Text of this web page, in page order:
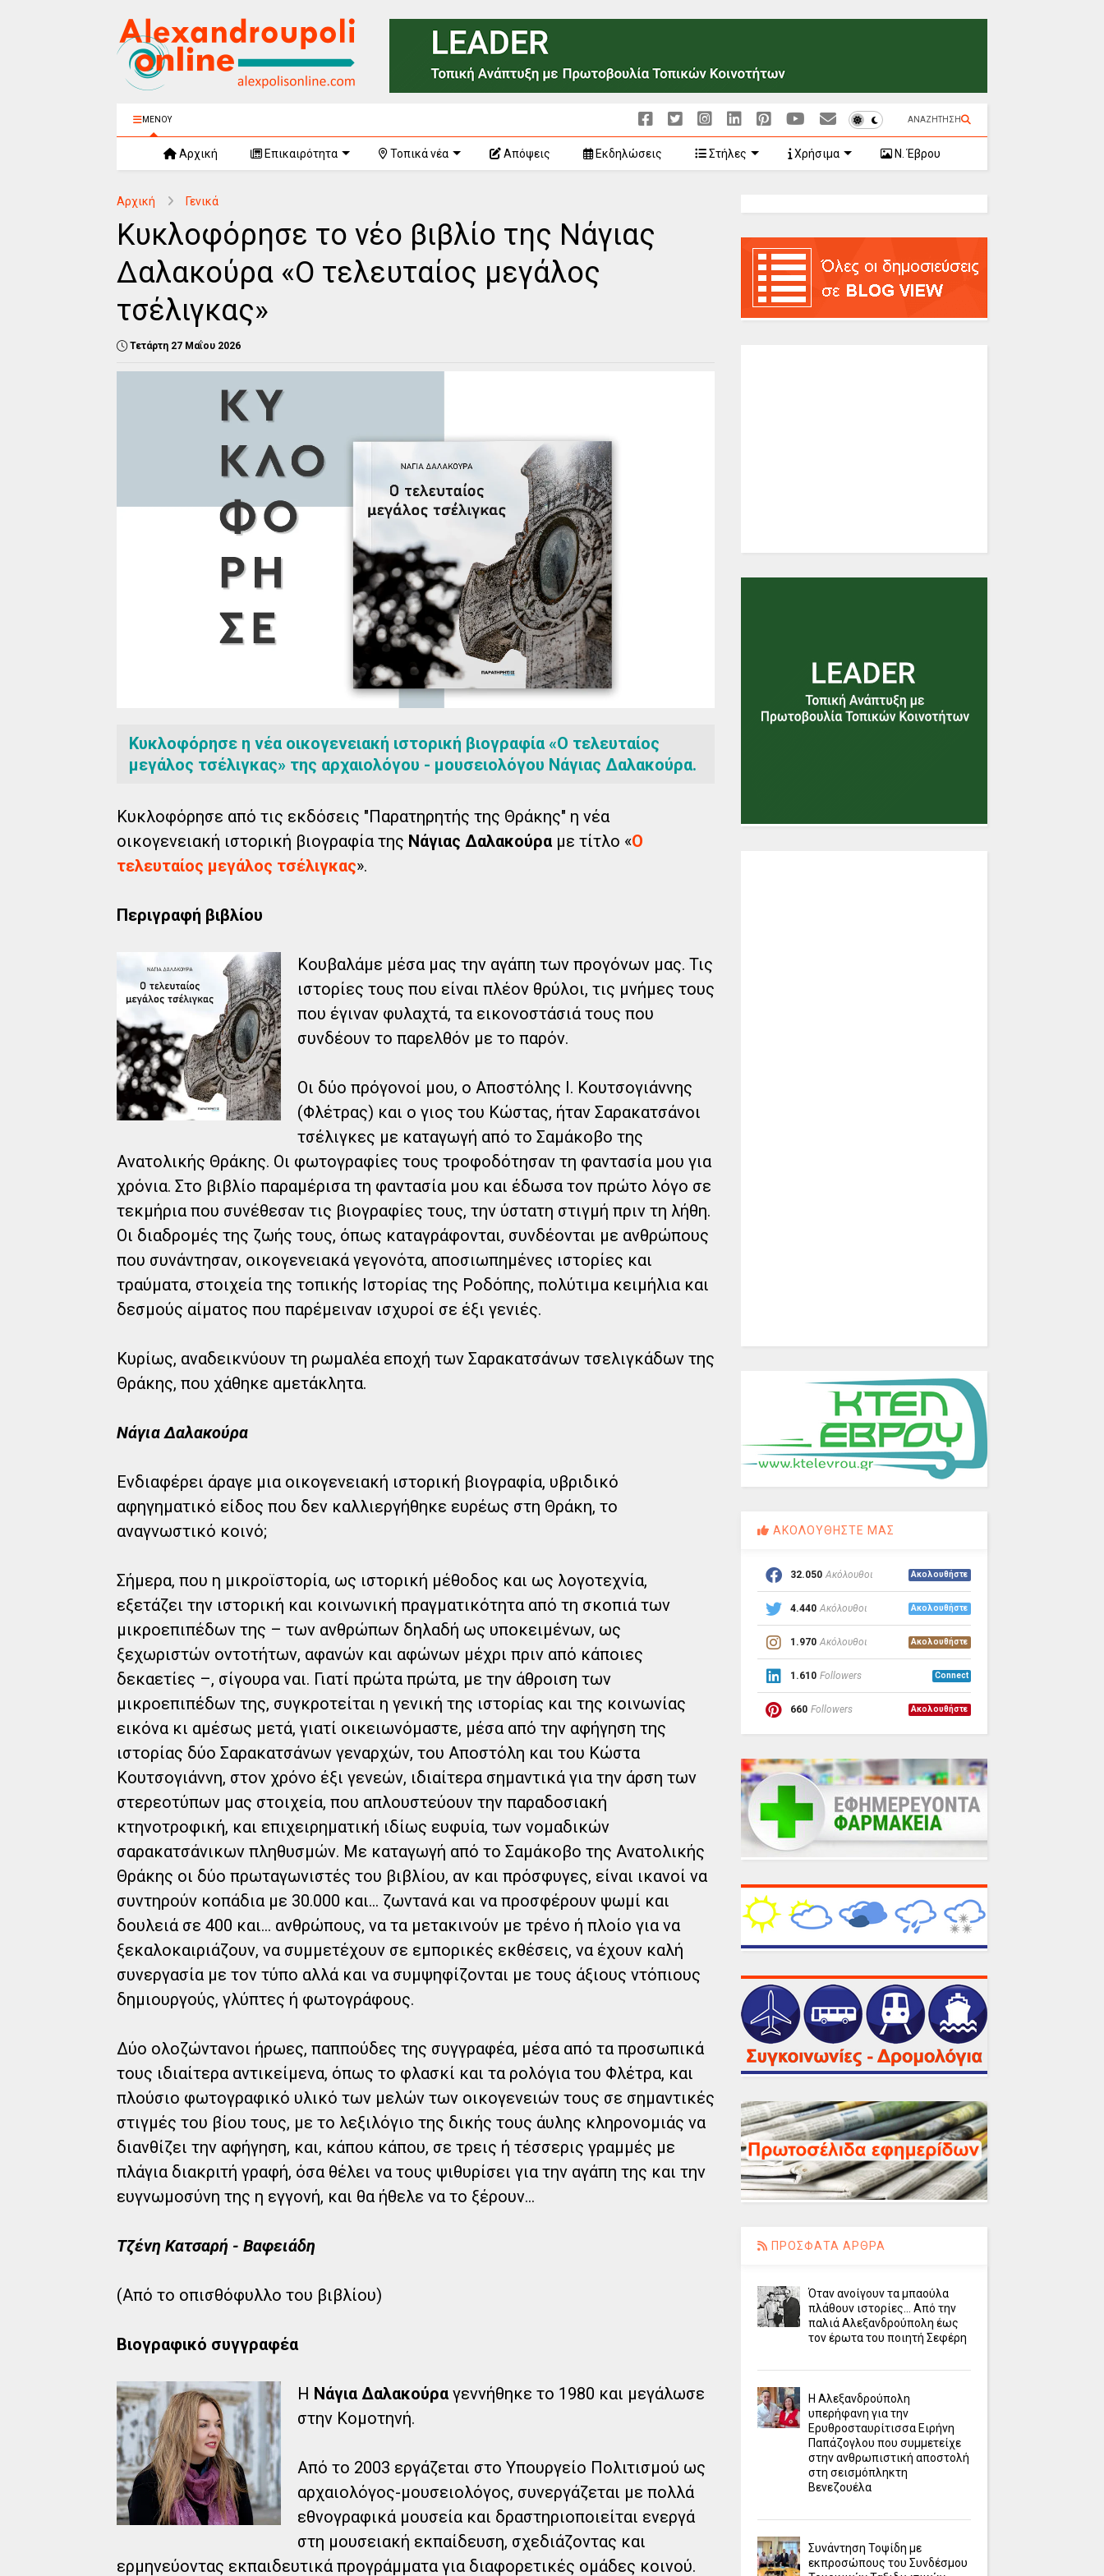
ΜΕΝΟΥ ΑΝΑΖΗΤΗΣΗ
Αρχική Επικαιρότητα Τοπικά νέα Απόψεις Εκδηλώσεις Στήλες Χρήσιμα Ν. Έβρου
Αρχική Γενικά
Κυκλοφόρησε το νέο βιβλίο της Νάγιας
Δαλακούρα «Ο τελευταίος μεγάλος
τσέλιγκας»
Τετάρτη 27 Μαΐου 2026
Κυκλοφόρησε η νέα οικογενειακή ιστορική βιογραφία «Ο τελευταίος
μεγάλος τσέλιγκας» της αρχαιολόγου - μουσειολόγου Νάγιας Δαλακούρα.
Κυκλοφόρησε από τις εκδόσεις "Παρατηρητής της Θράκης" η νέα
οικογενειακή ιστορική βιογραφία της Νάγιας Δαλακούρα με τίτλο «Ο
τελευταίος μεγάλος τσέλιγκας».
Περιγραφή βιβλίου
Κουβαλάμε μέσα μας την αγάπη των προγόνων μας. Τις
ιστορίες τους που είναι πλέον θρύλοι, τις μνήμες τους
που έγιναν φυλαχτά, τα εικονοστάσιά τους που
συνδέουν το παρελθόν με το παρόν.
Οι δύο πρόγονοί μου, ο Αποστόλης Ι. Κουτσογιάννης
(Φλέτρας) και ο γιος του Κώστας, ήταν Σαρακατσάνοι
τσέλιγκες με καταγωγή από το Σαμάκοβο της
Ανατολικής Θράκης. Οι φωτογραφίες τους τροφοδότησαν τη φαντασία μου για
χρόνια. Στο βιβλίο παραμέρισα τη φαντασία μου και έδωσα τον πρώτο λόγο σε
τεκμήρια που συνέθεσαν τις βιογραφίες τους, την ύστατη στιγμή πριν τη λήθη.
Οι διαδρομές της ζωής τους, όπως καταγράφονται, συνδέονται με ανθρώπους
που συνάντησαν, οικογενειακά γεγονότα, αποσιωπημένες ιστορίες και
τραύματα, στοιχεία της τοπικής Ιστορίας της Ροδόπης, πολύτιμα κειμήλια και
δεσμούς αίματος που παρέμειναν ισχυροί σε έξι γενιές.
Κυρίως, αναδεικνύουν τη ρωμαλέα εποχή των Σαρακατσάνων τσελιγκάδων της
Θράκης, που χάθηκε αμετάκλητα.
Νάγια Δαλακούρα
Ενδιαφέρει άραγε μια οικογενειακή ιστορική βιογραφία, υβριδικό
αφηγηματικό είδος που δεν καλλιεργήθηκε ευρέως στη Θράκη, το
αναγνωστικό κοινό;
Σήμερα, που η μικροϊστορία, ως ιστορική μέθοδος και ως λογοτεχνία,
εξετάζει την ιστορική και κοινωνική πραγματικότητα από τη σκοπιά των
μικροεπιπέδων της – των ανθρώπων δηλαδή ως υποκειμένων, ως
ξεχωριστών οντοτήτων, αφανών και αφώνων μέχρι πριν από κάποιες
δεκαετίες –, σίγουρα ναι. Γιατί πρώτα πρώτα, με την άθροιση των
μικροεπιπέδων της, συγκροτείται η γενική της ιστορίας και της κοινωνίας
εικόνα κι αμέσως μετά, γιατί οικειωνόμαστε, μέσα από την αφήγηση της
ιστορίας δύο Σαρακατσάνων γεναρχών, του Αποστόλη και του Κώστα
Κουτσογιάννη, στον χρόνο έξι γενεών, ιδιαίτερα σημαντικά για την άρση των
στερεοτύπων μας στοιχεία, που απλουστεύουν την παραδοσιακή
κτηνοτροφική, και επιχειρηματική ιδίως ευφυία, των νομαδικών
σαρακατσάνικων πληθυσμών. Με καταγωγή από το Σαμάκοβο της Ανατολικής
Θράκης οι δύο πρωταγωνιστές του βιβλίου, αν και πρόσφυγες, είναι ικανοί να
συντηρούν κοπάδια με 30.000 και... ζωντανά και να προσφέρουν ψωμί και
δουλειά σε 400 και... ανθρώπους, να τα μετακινούν με τρένο ή πλοίο για να
ξεκαλοκαιριάζουν, να συμμετέχουν σε εμπορικές εκθέσεις, να έχουν καλή
συνεργασία με τον τύπο αλλά και να συμψηφίζονται με τους άξιους ντόπιους
δημιουργούς, γλύπτες ή φωτογράφους.
Δύο ολοζώντανοι ήρωες, παππούδες της συγγραφέα, μέσα από τα προσωπικά
τους ιδιαίτερα αντικείμενα, όπως το φλασκί και τα ρολόγια του Φλέτρα, και
πλούσιο φωτογραφικό υλικό των μελών των οικογενειών τους σε σημαντικές
στιγμές του βίου τους, με το λεξιλόγιο της δικής τους άυλης κληρονομιάς να
διανθίζει την αφήγηση, και, κάπου κάπου, σε τρεις ή τέσσερις γραμμές με
πλάγια διακριτή γραφή, όσα θέλει να τους ψιθυρίσει για την αγάπη της και την
ευγνωμοσύνη της η εγγονή, και θα ήθελε να το ξέρουν...
Τζένη Κατσαρή - Βαφειάδη
(Από το οπισθόφυλλο του βιβλίου)
Βιογραφικό συγγραφέα
Η Νάγια Δαλακούρα γεννήθηκε το 1980 και μεγάλωσε
στην Κομοτηνή.
Από το 2003 εργάζεται στο Υπουργείο Πολιτισμού ως
αρχαιολόγος-μουσειολόγος, συνεργάζεται με πολλά
εθνογραφικά μουσεία και δραστηριοποιείται ενεργά
στη μουσειακή εκπαίδευση, σχεδιάζοντας και
ερμηνεύοντας εκπαιδευτικά προγράμματα για διαφορετικές ομάδες κοινού.
ΑΚΟΛΟΥΘΗΣΤΕ ΜΑΣ
32.050 Ακόλουθοι Ακολουθήστε
4.440 Ακόλουθοι Ακολουθήστε
1.970 Ακόλουθοι Ακολουθήστε
1.610 Followers Connect
660 Followers Ακολουθήστε
ΠΡΟΣΦΑΤΑ ΑΡΘΡΑ
Όταν ανοίγουν τα μπαούλα
πλάθουν ιστορίες... Από την
παλιά Αλεξανδρούπολη έως
τον έρωτα του ποιητή Σεφέρη
Η Αλεξανδρούπολη
υπερήφανη για την
Ερυθροσταυρίτισσα Ειρήνη
Παπάζογλου που συμμετείχε
στην ανθρωπιστική αποστολή
στη σεισμόπληκτη
Βενεζουέλα
Συνάντηση Τοψίδη με
εκπροσώπους του Συνδέσμου